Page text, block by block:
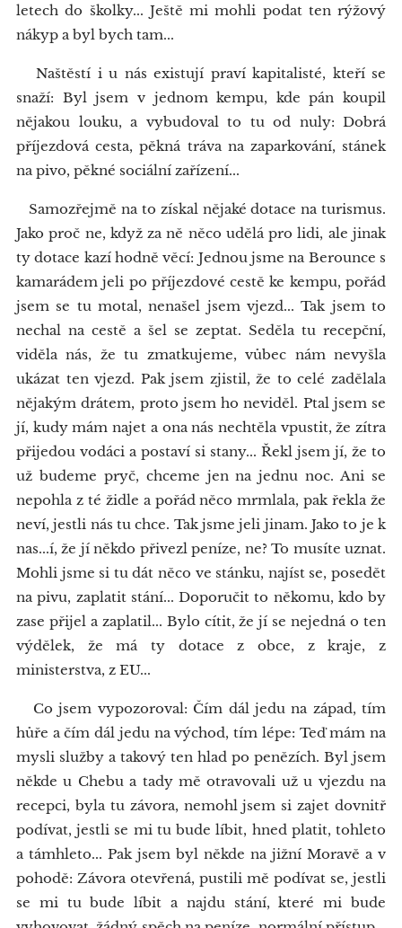
letech do školky... Ještě mi mohli podat ten rýžový
nákyp a byl bych tam...
Naštěstí i u nás existují praví kapitalisté, kteří se
snaží: Byl jsem v jednom kempu, kde pán koupil
nějakou louku, a vybudoval to tu od nuly: Dobrá
příjezdová cesta, pěkná tráva na zaparkování, stánek
na pivo, pěkné sociální zařízení...
Samozřejmě na to získal nějaké dotace na turismus.
Jako proč ne, když za ně něco udělá pro lidi, ale jinak
ty dotace kazí hodně věcí: Jednou jsme na Berounce s
kamarádem jeli po příjezdové cestě ke kempu, pořád
jsem se tu motal, nenašel jsem vjezd... Tak jsem to
nechal na cestě a šel se zeptat. Seděla tu recepční,
viděla nás, že tu zmatkujeme, vůbec nám nevyšla
ukázat ten vjezd. Pak jsem zjistil, že to celé zadělala
nějakým drátem, proto jsem ho neviděl. Ptal jsem se
jí, kudy mám najet a ona nás nechtěla vpustit, že zítra
přijedou vodáci a postaví si stany... Řekl jsem jí, že to
už budeme pryč, chceme jen na jednu noc. Ani se
nepohla z té židle a pořád něco mrmlala, pak řekla že
neví, jestli nás tu chce. Tak jsme jeli jinam. Jako to je k
nas...í, že jí někdo přivezl peníze, ne? To musíte uznat.
Mohli jsme si tu dát něco ve stánku, najíst se, posedět
na pivu, zaplatit stání... Doporučit to někomu, kdo by
zase přijel a zaplatil... Bylo cítit, že jí se nejedná o ten
výdělek, že má ty dotace z obce, z kraje, z
ministerstva, z EU...
Co jsem vypozoroval: Čím dál jedu na západ, tím
hůře a čím dál jedu na východ, tím lépe: Teď mám na
mysli služby a takový ten hlad po penězích. Byl jsem
někde u Chebu a tady mě otravovali už u vjezdu na
recepci, byla tu závora, nemohl jsem si zajet dovnitř
podívat, jestli se mi tu bude líbit, hned platit, tohleto
a támhleto... Pak jsem byl někde na jižní Moravě a v
pohodě: Závora otevřená, pustili mě podívat se, jestli
se mi tu bude líbit a najdu stání, které mi bude